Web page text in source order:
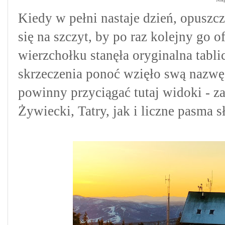
Kiedy w pełni nastaje dzień,
się na szczyt, by po raz kolejny go
wierzchołku stanęła oryginalna
skrzeczenia ponoć wzięło swą
powinny przyciągać tutaj widoki -
Żywiecki, Tatry, jak i liczne pasma